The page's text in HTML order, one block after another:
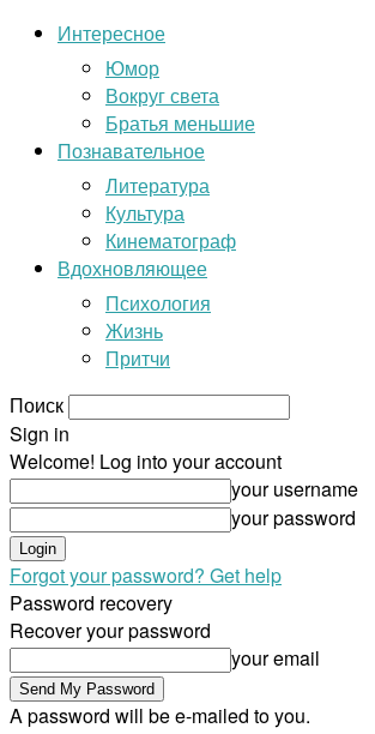
Интересное
Юмор
Вокруг света
Братья меньшие
Познавательное
Литература
Культура
Кинематограф
Вдохновляющее
Психология
Жизнь
Притчи
Поиск
Sign in
Welcome! Log into your account
your username
your password
Forgot your password? Get help
Password recovery
Recover your password
your email
A password will be e-mailed to you.